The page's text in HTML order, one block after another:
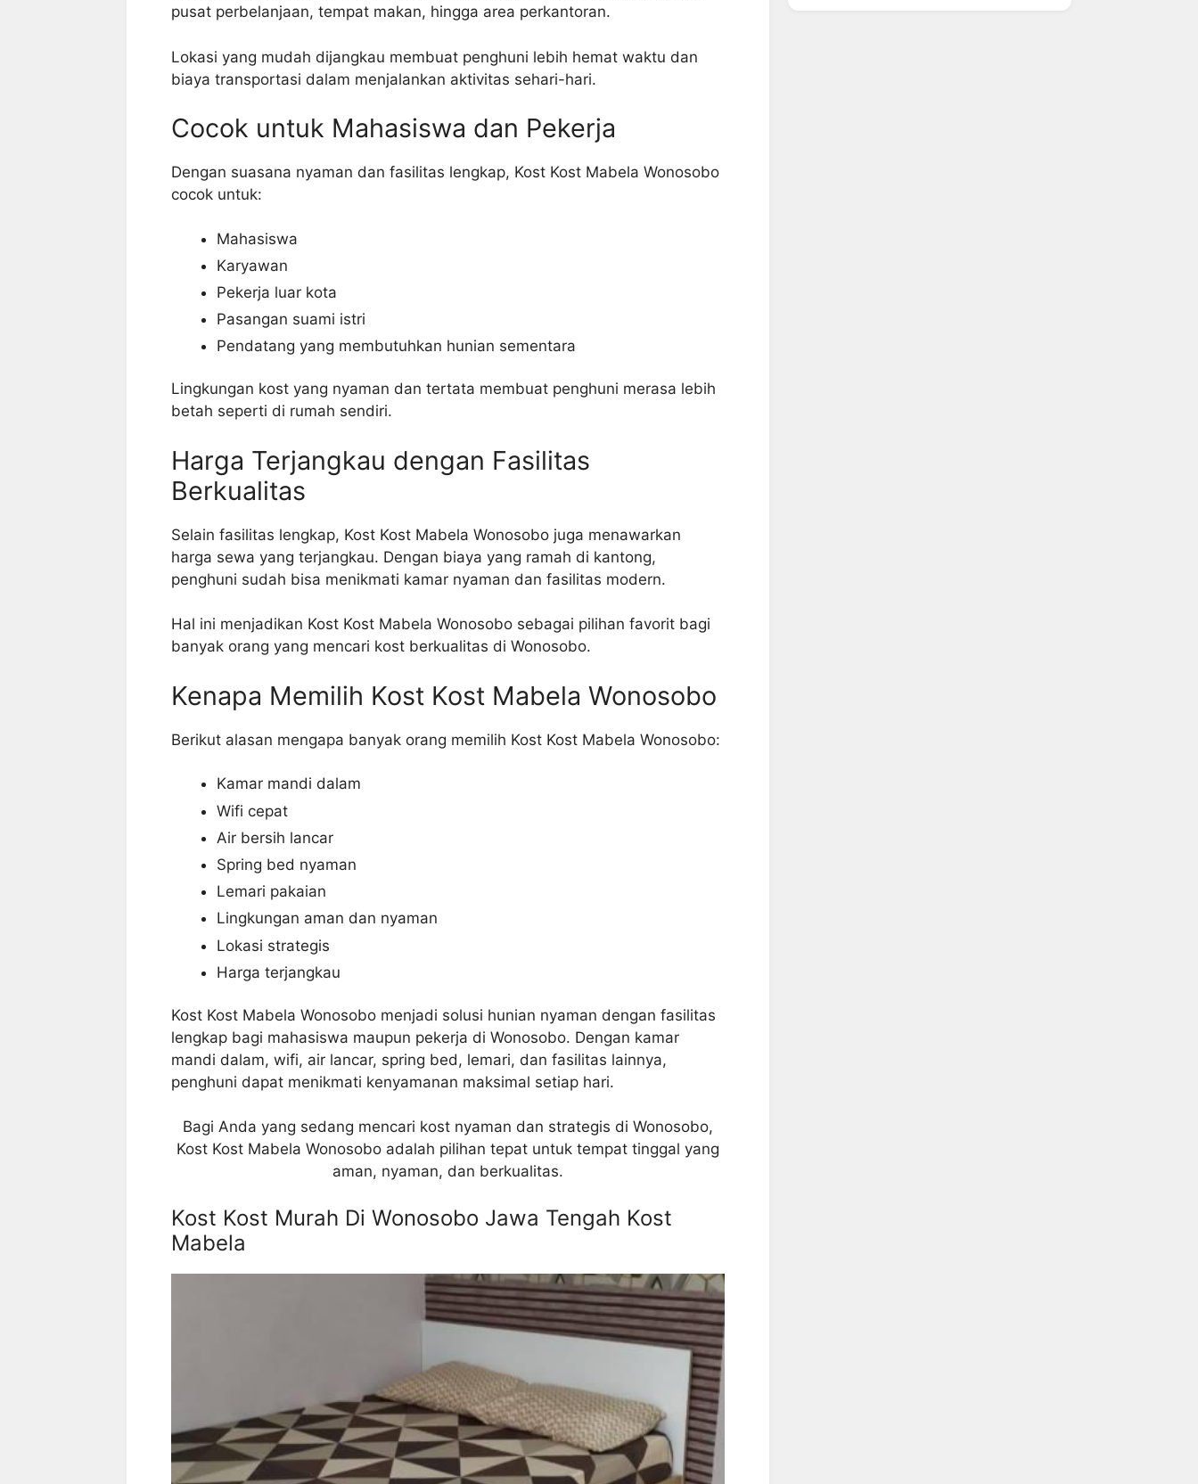
pusat perbelanjaan, tempat makan, hingga area perkantoran.
Lokasi yang mudah dijangkau membuat penghuni lebih hemat waktu dan
biaya transportasi dalam menjalankan aktivitas sehari-hari.
Cocok untuk Mahasiswa dan Pekerja
Dengan suasana nyaman dan fasilitas lengkap, Kost Kost Mabela Wonosobo
cocok untuk:
Mahasiswa
Karyawan
Pekerja luar kota
Pasangan suami istri
Pendatang yang membutuhkan hunian sementara
Lingkungan kost yang nyaman dan tertata membuat penghuni merasa lebih
betah seperti di rumah sendiri.
Harga Terjangkau dengan Fasilitas
Berkualitas
Selain fasilitas lengkap, Kost Kost Mabela Wonosobo juga menawarkan
harga sewa yang terjangkau. Dengan biaya yang ramah di kantong,
penghuni sudah bisa menikmati kamar nyaman dan fasilitas modern.
Hal ini menjadikan Kost Kost Mabela Wonosobo sebagai pilihan favorit bagi
banyak orang yang mencari kost berkualitas di Wonosobo.
Kenapa Memilih Kost Kost Mabela Wonosobo
Berikut alasan mengapa banyak orang memilih Kost Kost Mabela Wonosobo:
Kamar mandi dalam
Wifi cepat
Air bersih lancar
Spring bed nyaman
Lemari pakaian
Lingkungan aman dan nyaman
Lokasi strategis
Harga terjangkau
Kost Kost Mabela Wonosobo menjadi solusi hunian nyaman dengan fasilitas
lengkap bagi mahasiswa maupun pekerja di Wonosobo. Dengan kamar
mandi dalam, wifi, air lancar, spring bed, lemari, dan fasilitas lainnya,
penghuni dapat menikmati kenyamanan maksimal setiap hari.
Bagi Anda yang sedang mencari kost nyaman dan strategis di Wonosobo,
Kost Kost Mabela Wonosobo adalah pilihan tepat untuk tempat tinggal yang
aman, nyaman, dan berkualitas.
Kost Kost Murah Di Wonosobo Jawa Tengah Kost
Mabela